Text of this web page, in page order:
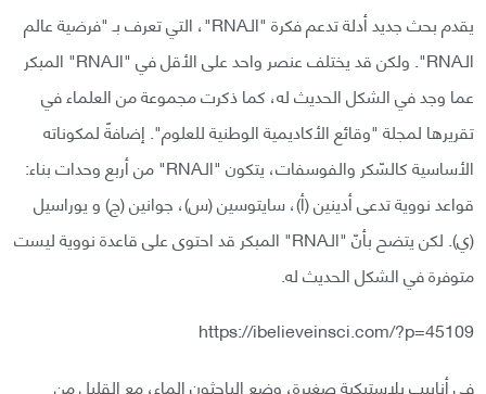
يقدم بحث جديد أدلة تدعم فكرة "الـRNA"، التي تعرف بـ "فرضية عالم
الـRNA". ولكن قد يختلف عنصر واحد على الأقل في "الـRNA" المبكر
عما وجد في الشكل الحديث له، كما ذكرت مجموعة من العلماء في
تقريرها لمجلة "وقائع الأكاديمية الوطنية للعلوم". إضافةً لمكوناته
الأساسية كالسّكر والفوسفات، يتكون "الـRNA" من أربع وحدات بناء:
قواعد نووية تدعى أدينين (أ)، سايتوسين (س)، جوانين (ج) و يوراسيل
(ي). لكن يتضح بأنّ "الـRNA" المبكر قد احتوى على قاعدة نووية ليست
متوفرة في الشكل الحديث له.
https://ibelieveinsci.com/?p=45109
في أنابيب بلاستيكية صغيرة، وضع الباحثون الماء، مع القليل من